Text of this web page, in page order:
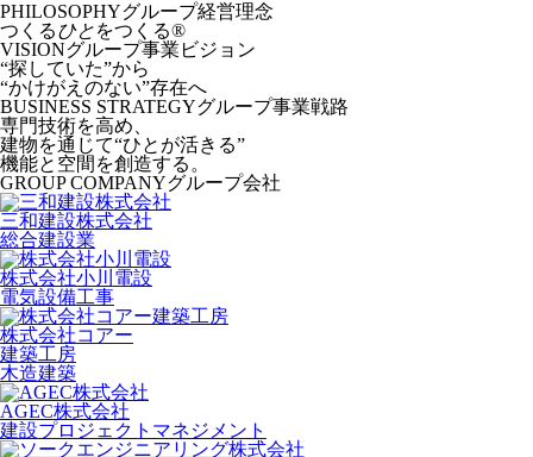
PHILOSOPHYグループ経営理念
つくるひとをつくる®︎
VISIONグループ事業ビジョン
“探していた”から
“かけがえのない”存在へ
BUSINESS STRATEGYグループ事業戦路
専門技術を高め、
建物を通じて“ひとが活きる”
機能と空間を創造する。
GROUP COMPANYグループ会社
三和建設株式会社
総合建設業
株式会社小川電設
電気設備工事
株式会社コアー
建築工房
木造建築
AGEC株式会社
建設プロジェクトマネジメント